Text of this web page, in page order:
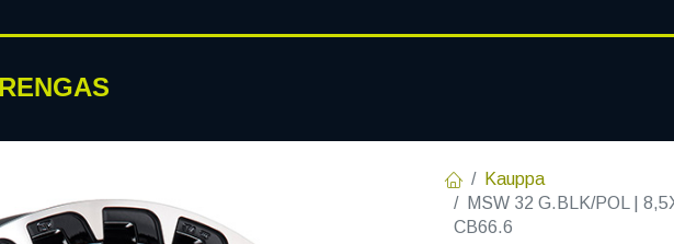
Kauppa
MSW 32 G.BLK/POL |
CB66.6